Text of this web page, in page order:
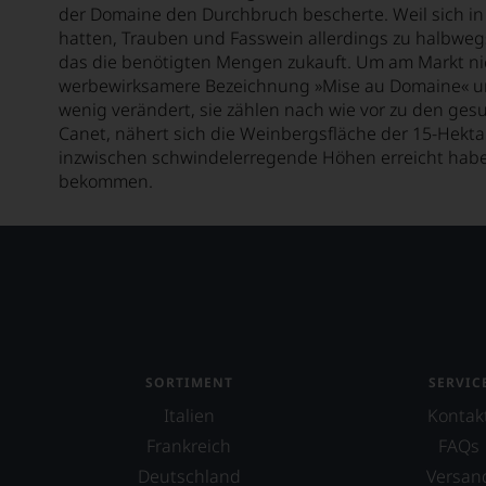
Ausone
Azabache
Barón de Ley
Baron Philippe de Rothschild
Beau-Séjour Bécot
der Domaine den Durchbruch bescherte. Weil sich
hatten, Trauben und Fasswein allerdings zu
das die benötigten Mengen zukauft. Um am Markt
werbewirksamere Bezeichnung »Mise au
wenig verändert, sie zählen nach wie vor zu den
Canet, nähert sich die Weinbergsfläche der 15-
inzwischen schwindelerregende Höhen erreicht
bekommen.
SORTIMENT
Italien
Frankreich
Deutschland
FAQs